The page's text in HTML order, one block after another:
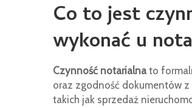
Co to jest
wykonać u
Czynność notarialnato
oraz zgodność dokumentów
takich jak sprzedaż